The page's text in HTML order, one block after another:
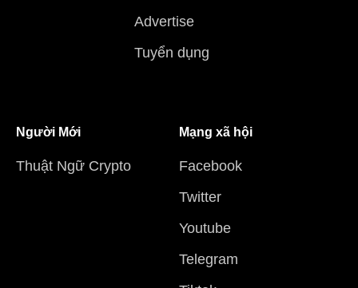
Advertise
Tuyển dụng
Người Mới
Thuật Ngữ Crypto
Mạng xã hội
Facebook
Twitter
Youtube
Telegram